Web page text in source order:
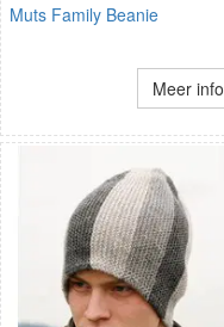
Muts Family Beanie
Meer info